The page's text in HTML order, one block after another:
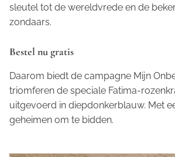
sleutel tot de wereldvrede en de
zondaars.
Bestel nu gratis
Daarom biedt de campagne Mijn
triomferen de speciale Fatima-
uitgevoerd in diepdonkerblauw. Met
geheimen om te bidden.